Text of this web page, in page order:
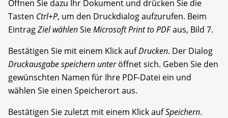
Öffnen Sie dazu Ihr Dokument und drücken Sie die
Tasten Ctrl+P, um den Druck­dialog aufzurufen. Beim
EintragZiel wählenSieMicrosoft Print to PDFaus, Bild 7.
Bestätigen Sie mit einem Klick aufDrucken. Der Dialog
Druckausgabe speichern unteröffnet sich. Geben Sie den
gewünschten Namen für Ihre PDF-Datei ein und
wählen Sie einen Speicherort aus.
Bestätigen Sie zuletzt mit einem Klick aufSpeichern.